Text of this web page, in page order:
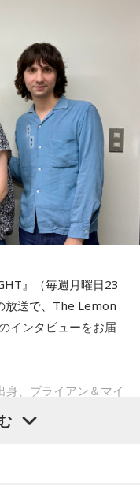
』（毎週月曜日23
放送で、The Lemon
インタビューをお届
、ブライアン＆マイ
年にアルバム『Do
、60〜70年代ポップ